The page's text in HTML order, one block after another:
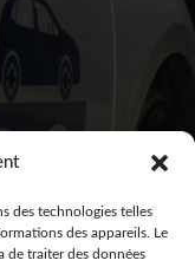
des technologies telles
des appareils. Le
de traiter des données